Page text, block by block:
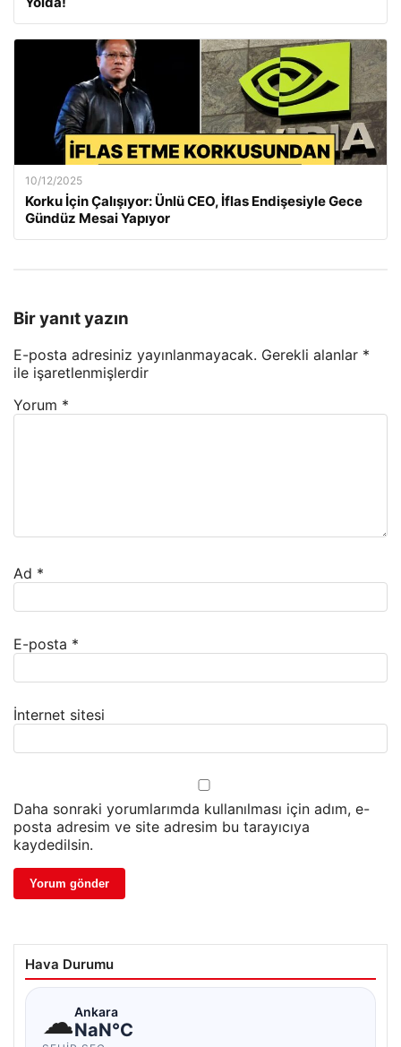
10/12/2025
Korku İçin Çalışıyor: Ünlü CEO, İflas Endişesiyle Gece
Gündüz Mesai Yapıyor
Bir yanıt yazın
E-posta adresiniz yayınlanmayacak. Gerekli alanlar *
ile işaretlenmişlerdir
Yorum *
Ad *
E-posta *
İnternet sitesi
Daha sonraki yorumlarımda kullanılması için adım, e-
posta adresim ve site adresim bu tarayıcıya
kaydedilsin.
Hava Durumu
☁Ankara
NaN°C